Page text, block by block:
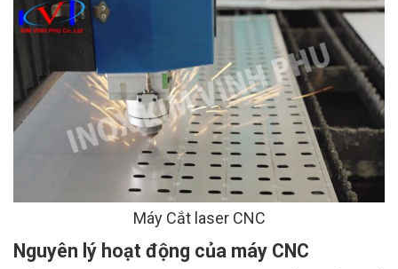
Máy Cắt laser CNC
Nguyên lý hoạt động của máy CNC